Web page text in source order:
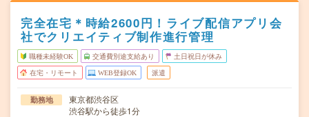
完全在宅＊時給2600円！ライブ配信アプリ会
社でクリエイティブ制作進行管理
職種未経験OK 交通費別途支給あり 土日祝日が休み
在宅・リモート WEB登録OK 派遣
勤務地
東京都渋谷区
渋谷駅から徒歩1分